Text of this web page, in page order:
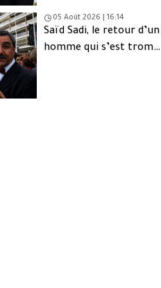
05 Août 2026 | 16:14
Saïd Sadi, le retour d’un
homme qui s’est trompé